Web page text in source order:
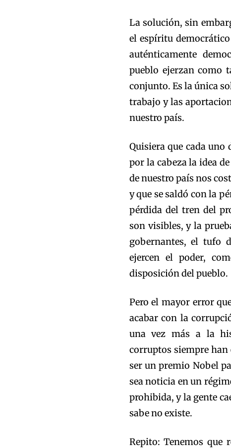
La solución, sin
el espíritu
auténticamente
pueblo ejerzan como
conjunto. Es la única
trabajo y las
nuestro país.
Quisiera que cada uno
por la cabeza la idea
de nuestro país nos
y que se saldó con la
pérdida del tren del
son visibles, y la
gobernantes, el tufo
ejercen el poder,
disposición del pueblo.
Pero el mayor error
acabar con la
una vez más a la
corruptos siempre han
ser un premio Nobel
sea noticia en un
prohibida, y la gente
sabe no existe.
Repito: Tenemos que